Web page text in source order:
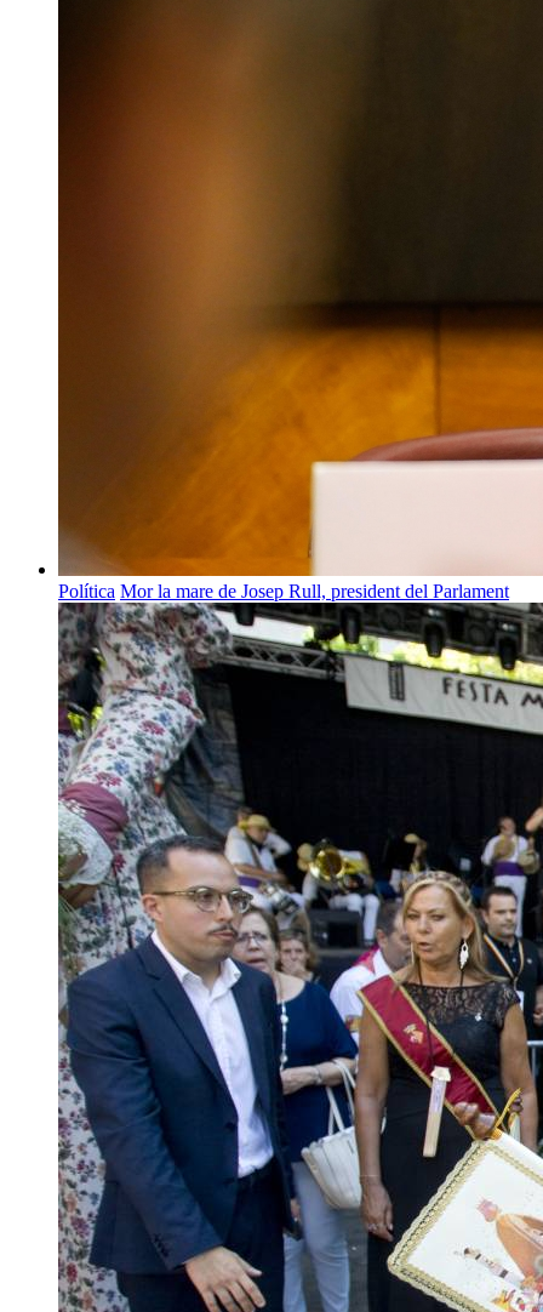
Política Mor la mare de Josep Rull, president del Parlament